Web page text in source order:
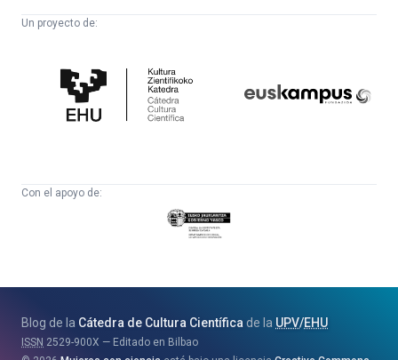
Un proyecto de:
Cultura
Científica
Con el apoyo de:
Eusko
Jaurlaritza
eta
Berrikuntza
Blog de la Cátedra de Cultura Científica de la UPV/EHU
ISSN 2529-900X
Editado en Bilbao